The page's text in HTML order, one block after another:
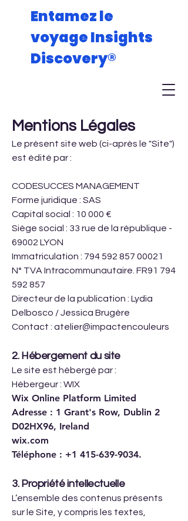
Entamez le
voyage Insights
Discovery®
Mentions Légales
Le présent site web (ci-après le "Site")
est édité par :
CODESUCCES MANAGEMENT
Forme juridique : SAS
Capital social : 10 000 €
Siège social : 33 rue de la république -
69002 LYON
Immatriculation : 794 592 857 00021
N° TVA Intracommunautaire. FR91 794
592 857
Directeur de la publication : Lydia
Delbosco / Jessica Brugère
Contact : atelier@impactencouleurs
2. Hébergement du site
Le site est hébergé par :
Hébergeur : WIX
Wix Online Platform Limited
Adresse : 1 Grant's Row, Dublin 2
D02HX96, Ireland
wix.com
Téléphone : +1 415-639-9034.
3. Propriété intellectuelle
L’ensemble des contenus présents
sur le Site, y compris les textes,